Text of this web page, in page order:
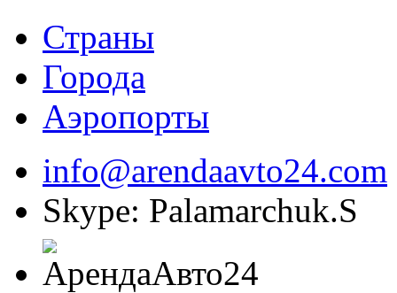
Страны
Города
Аэропорты
info@arendaavto24.com
Skype: Palamarchuk.S